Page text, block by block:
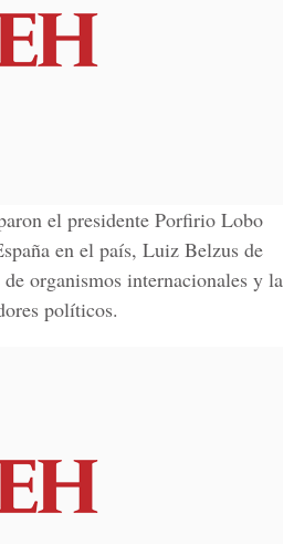
el presidente Porfirio Lobo
en el país, Luiz Belzus de
organismos internacionales y la
políticos.